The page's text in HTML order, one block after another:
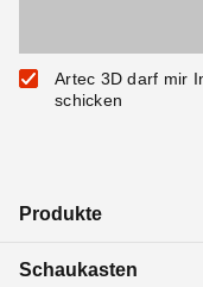
Artec 3D darf mir
schicken
Produkte
Schaukasten